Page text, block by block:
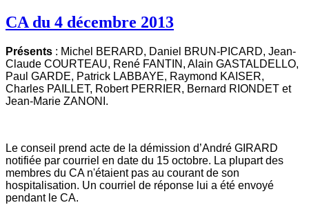
CA du 4 décembre 2013
Présents : Michel BERARD, Daniel BRUN-PICARD, Jean-
Claude COURTEAU, René FANTIN, Alain GASTALDELLO,
Paul GARDE, Patrick LABBAYE, Raymond KAISER,
Charles PAILLET, Robert PERRIER, Bernard RIONDET et
Jean-Marie ZANONI.
Le conseil prend acte de la démission d’André GIRARD
notifiée par courriel en date du 15 octobre. La plupart des
membres du CA n'étaient pas au courant de son
hospitalisation. Un courriel de réponse lui a été envoyé
pendant le CA.